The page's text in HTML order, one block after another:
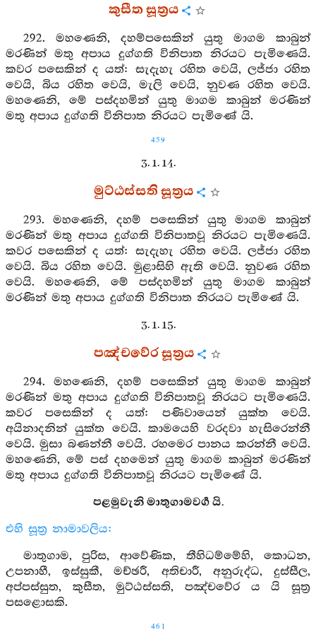
කුසීත සූත්‍රය
292. මහණෙනි, දහම්පසෙකින් යුතු මාගම කාබුන්
මරණින් මතු අපාය දුග්ගති විනිපාත නිරයට පැමිණෙයි.
කවර පසෙකින් ද යත්: සැදැහැ රහිත වෙයි, ලජ්ජා රහිත
වෙයි, බිය රහිත වෙයි, මැලි වෙයි, නුවණ රහිත වෙයි.
මහණෙනි, මේ පස්දහමින් යුතු මාගම කාබුන් මරණින්
මතු අපාය දුග්ගති විනිපාත නිරයට පැමිණේ යි.
459
3. 1. 14.
මුට්ඨස්සති සූත්‍රය
293. මහණෙනි, දහම් පසෙකින් යුතු මාගම කාබුන්
මරණින් මතු අපාය දුග්ගති විනිපාතවූ නිරයට පැමිණෙයි.
කවර පසෙකින් ද යත්: සැදැහැ රහිත වෙයි. ලජ්ජා රහිත
වෙයි. බිය රහිත වෙයි. මුළාසිහි ඇති වෙයි. නුවණ රහිත
වෙයි. මහණෙනි, මේ පස්දහමින් යුතු මාගම කාබුන්
මරණින් මතු අපාය දුග්ගති විනිපාත නිරයට පැමිණේ යි.
3. 1. 15.
පඤ්චවේර සූත්‍රය
294. මහණෙනි, දහම් පසෙකින් යුතු මාගම කාබුන්
මරණින් මතු අපාය දුග්ගති විනිපාතවූ නිරයට පැමිණෙයි.
කවර පසෙකින් ද යත්: පණිවායෙන් යුක්ත වෙයි.
අයිනාදනින් යුක්ත වෙයි. කාමයෙහි වරදවා හැසිරෙන්නී
වෙයි. මුසා බණන්නී වෙයි. රහමෙර පානය කරන්නී වෙයි.
මහණෙනි, මේ පස් දහමෙන් යුතු මාගම කාබුන් මරණින්
මතු අපාය දුග්ගති විනිපාතවූ නිරයට පැමිණේ යි.
පළමුවැනි මාතුගාමවර්‍ග යි.
එහි සූත්‍ර නාමාවලිය:
මාතුගාම, පුරිස, ආවේණික, තීහිධම්මේහි, කොධන,
උපනාහී, ඉස්සුකී, මච්ඡරී, අතිචාරී, අනුරුද්ධ, දුස්සීල,
අප්පස්සුත, කුසීත, මුට්ඨස්සති, පඤ්චවේර ය යි සූත්‍ර
පසළොසකි.
461